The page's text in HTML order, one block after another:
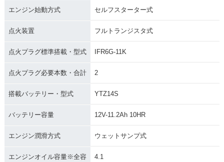
2016年 NC750X・
2014年 NC750X Ty
E Package・追加
エンジン始動方式 セルフスターター式
点火装置 フルトランジスタ式
点火プラグ標準搭載・型式 IFR6G-11K
点火プラグ必要本数・合計 2
搭載バッテリー・型式 YTZ14S
バッテリー容量 12V-11.2Ah 10HR
エンジン潤滑方式 ウェットサンプ式
エンジンオイル容量※全容
4.1